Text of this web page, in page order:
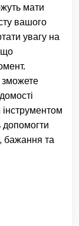
мати
вашого
увагу на
що
бажання та